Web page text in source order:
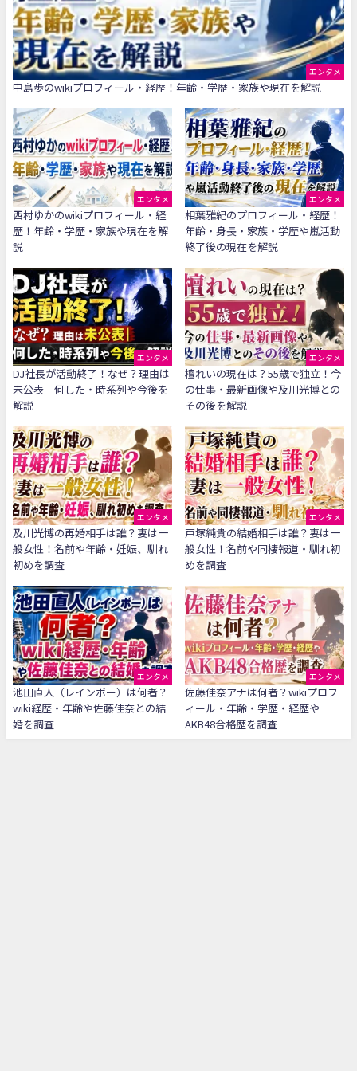
エンタメ
中島歩のwikiプロフィール・経歴！年齢・学歴・家族や現在を解説
エンタメ
西村ゆかのwikiプロフィール・経
歴！年齢・学歴・家族や現在を解
説
エンタメ
相葉雅紀のプロフィール・経歴！
年齢・身長・家族・学歴や嵐活動
終了後の現在を解説
エンタメ
DJ社長が活動終了！なぜ？理由は
未公表｜何した・時系列や今後を
解説
エンタメ
檀れいの現在は？55歳で独立！今
の仕事・最新画像や及川光博との
その後を解説
エンタメ
及川光博の再婚相手は誰？妻は一
般女性！名前や年齢・妊娠、馴れ
初めを調査
エンタメ
戸塚純貴の結婚相手は誰？妻は一
般女性！名前や同棲報道・馴れ初
めを調査
エンタメ
池田直人（レインボー）は何者？
wiki経歴・年齢や佐藤佳奈との結
婚を調査
エンタメ
佐藤佳奈アナは何者？wikiプロフ
ィール・年齢・学歴・経歴や
AKB48合格歴を調査